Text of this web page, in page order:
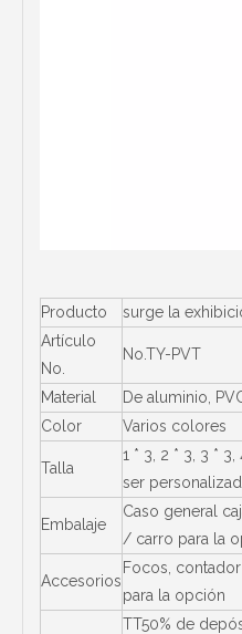
Producto
surge la
Artículo
No.
No.TY-PVT
Material
De aluminio,
Color
Varios colores
Talla
1 * 3, 2 * 3, 3 *
ser
Embalaje
Caso general
/ carro para la
Accesorios
Focos,
para la opción
TT50% de